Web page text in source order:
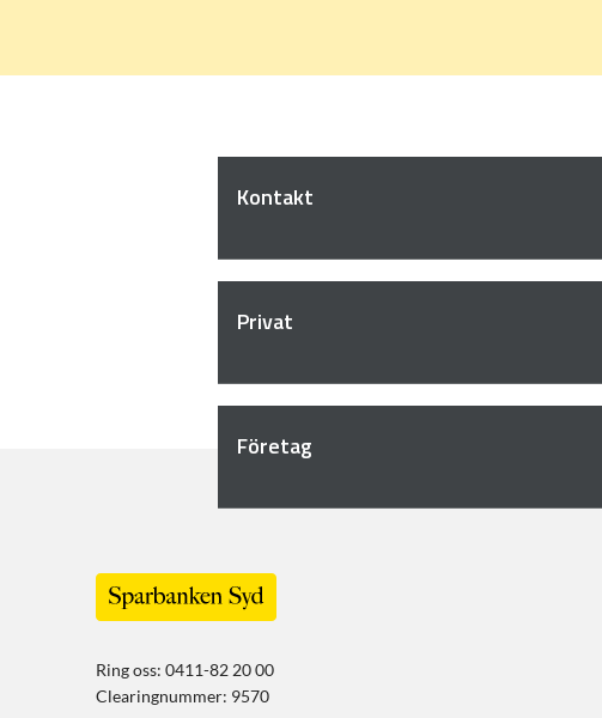
Kontakt
Privat
Företag
Ring oss: 0411-82 20 00
Clearingnummer: 9570